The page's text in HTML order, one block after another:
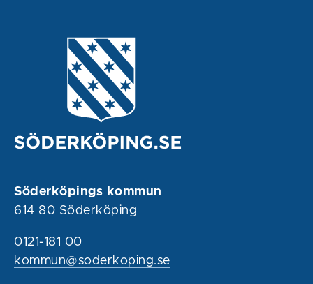
Söderköpings kommun
614 80 Söderköping
0121-181 00
kommun@soderkoping.se